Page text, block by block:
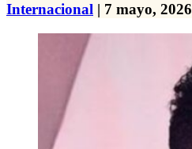
Internacional | 7 mayo, 2026